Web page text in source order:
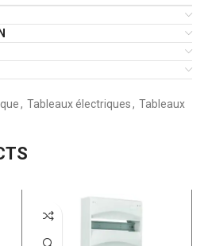
, Tableaux électriques, Tableaux